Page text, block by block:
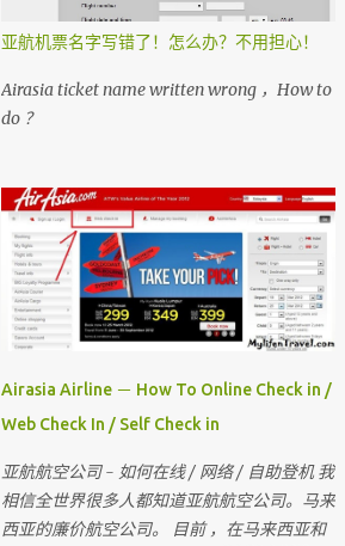
亚航机票名字写错了！怎么办？不用担心！
Airasia ticket name written wrong ，How to
do ？
Airasia Airline － How To Online Check in /
Web Check In / Self Check in
亚航航空公司 - 如何在线 / 网络 / 自助登机 我
相信全世界很多人都知道亚航航空公司。马来
西亚的廉价航空公司。 目前 ，在马来西亚和